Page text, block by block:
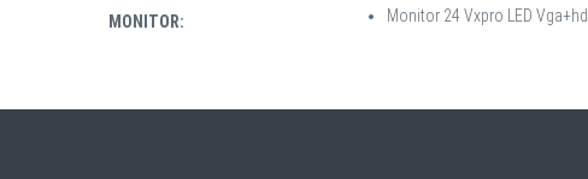
MONITOR: Monitor 24 Vxpro LED